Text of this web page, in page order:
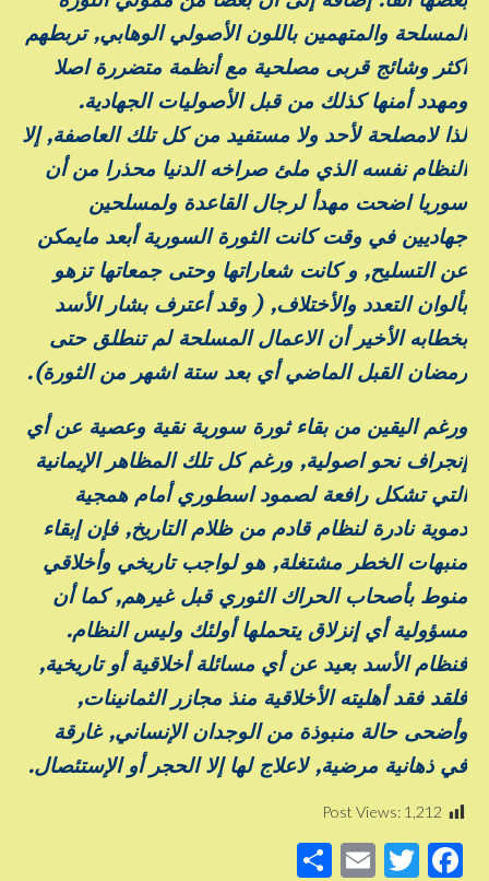
المسلحة والمتهمين باللون الأصولي الوهابي, تربطهم
أكثر وشائج قربى مصلحية مع أنظمة متضررة اصلا
ومهدد أمنها كذلك من قبل الأصوليات الجهادية.
لذا لامصلحة لأحد ولا مستفيد من كل تلك العاصفة, إلا
النظام نفسه الذي ملئ صراخه الدنيا محذرا من أن
سوريا اضحت مهدأ لرجال القاعدة ولمسلحين
جهاديين في وقت كانت الثورة السورية أبعد مايمكن
عن التسليح, و كانت شعاراتها وحتى جمعاتها تزهو
بألوان التعدد والأختلاف, ( وقد أعترف بشار الأسد
بخطابه الأخير أن الاعمال المسلحة لم تنطلق حتى
رمضان القبل الماضي أي بعد ستة اشهر من الثورة).
ورغم اليقين من بقاء ثورة سورية نقية وعصية عن أي
إنجراف نحو اصولية, ورغم كل تلك المظاهر الإيمانية
التي تشكل رافعة لصمود اسطوري أمام همجية
دموية نادرة لنظام قادم من ظلام التاريخ, فإن إبقاء
منبهات الخطر مشتغلة, هو لواجب تاريخي وأخلاقي
منوط بأصحاب الحراك الثوري قبل غيرهم, كما أن
مسؤولية أي إنزلاق يتحملها أولئك وليس النظام.
فنظام الأسد بعيد عن أي مسائلة أخلاقية أو تاريخية,
فلقد فقد أهليته الأخلاقية منذ مجازر الثمانينات,
وأضحى حالة منبوذة من الوجدان الإنساني, غارقة
في ذهانية مرضية, لاعلاج لها إلا الحجر أو الإستئصال.
Post Views: 1,212
F
T
E